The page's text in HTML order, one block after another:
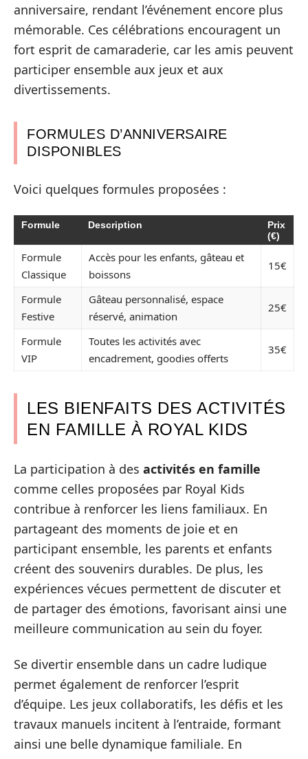
anniversaire, rendant l’événement encore plus
mémorable. Ces célébrations encouragent un
fort esprit de camaraderie, car les amis peuvent
participer ensemble aux jeux et aux
divertissements.
FORMULES D’ANNIVERSAIRE
DISPONIBLES
Voici quelques formules proposées :
Formule Description
Prix
(€)
Formule
Classique
Accès pour les enfants, gâteau et
boissons
15€
Formule
Festive
Gâteau personnalisé, espace
réservé, animation
25€
Formule
VIP
Toutes les activités avec
encadrement, goodies offerts
35€
LES BIENFAITS DES ACTIVITÉS
EN FAMILLE À ROYAL KIDS
La participation à des activités en famille
comme celles proposées par Royal Kids
contribue à renforcer les liens familiaux. En
partageant des moments de joie et en
participant ensemble, les parents et enfants
créent des souvenirs durables. De plus, les
expériences vécues permettent de discuter et
de partager des émotions, favorisant ainsi une
meilleure communication au sein du foyer.
Se divertir ensemble dans un cadre ludique
permet également de renforcer l’esprit
d’équipe. Les jeux collaboratifs, les défis et les
travaux manuels incitent à l’entraide, formant
ainsi une belle dynamique familiale. En